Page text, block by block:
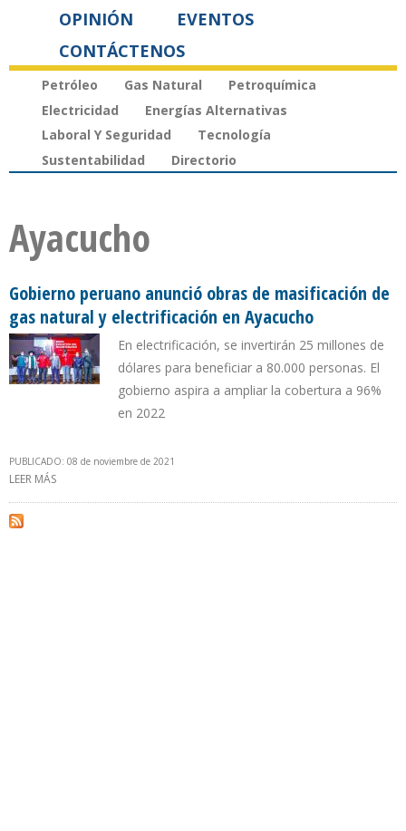
OPINIÓN
EVENTOS
CONTÁCTENOS
Petróleo Gas Natural
Petroquímica
Electricidad
Energías Alternativas
Laboral Y Seguridad
Tecnología
Sustentabilidad
Directorio
Ayacucho
Gobierno peruano anunció obras de masificación de
gas natural y electrificación en Ayacucho
En electrificación, se invertirán 25 millones de
dólares para beneficiar a 80.000 personas. El
gobierno aspira a ampliar la cobertura a 96%
en 2022
PUBLICADO: 08 de noviembre de 2021
LEER MÁS